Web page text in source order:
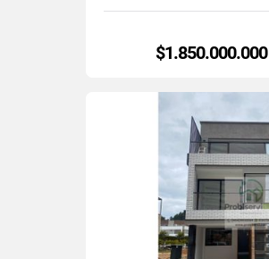
$1.850.000.000